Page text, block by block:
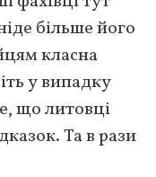
більше його
класна
у випадку
що литовці
Та в рази